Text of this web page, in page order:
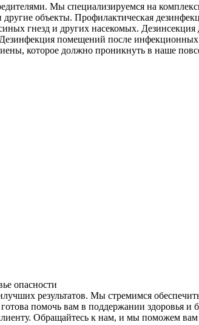
Мы специализируемся на
другие объекты. Профилактическая
гнезд и других насекомых.
помещений после инфекционных
которое должно проникнуть в наше
опасности
результатов. Мы стремимся
помочь вам в поддержании здоровья и
Обращайтесь к нам, и мы поможем вам